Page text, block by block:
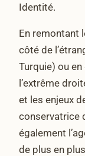
Identité.
En remontant
côté de
Turquie) ou
l’extrême
et les enjeux
conservatrice
également
de plus en